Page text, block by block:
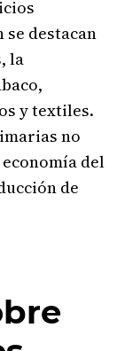
se destacan
la
y textiles.
no
del
de